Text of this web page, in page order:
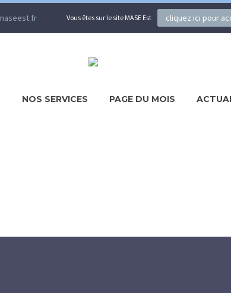
Vous êtes sur le site MASE Est cliquez ici pour
NOS SERVICES PAGE DU MOIS